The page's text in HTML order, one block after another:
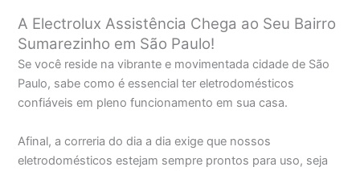
A Electrolux Assistência Chega ao Seu Bairro
Sumarezinho em São Paulo!
Se você reside na vibrante e movimentada cidade de São
Paulo, sabe como é essencial ter eletrodomésticos
confiáveis em pleno funcionamento em sua casa.
Afinal, a correria do dia a dia exige que nossos
eletrodomésticos estejam sempre prontos para uso, seja